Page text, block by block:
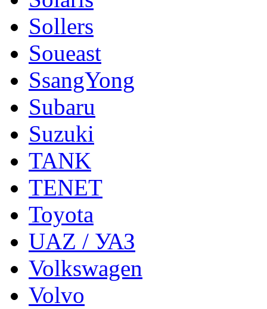
Sollers
Soueast
SsangYong
Subaru
Suzuki
TANK
TENET
Toyota
UAZ / УАЗ
Volkswagen
Volvo